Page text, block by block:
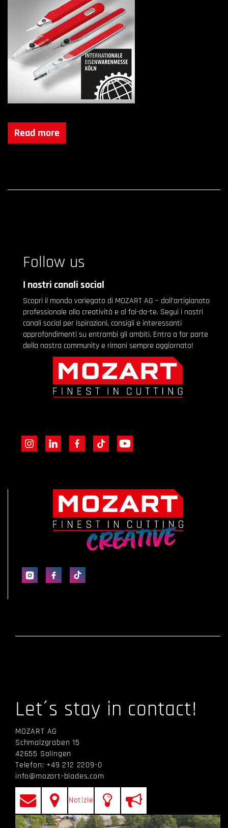
Read more
Follow us
I nostri canali social
Scopri il mondo variegato di MOZART AG – dall’artigianato
professionale alla creatività e al fai-da-te. Segui i nostri
canali social per ispirazioni, consigli e interessanti
approfondimenti su entrambi gli ambiti. Entra a far parte
della nostra community e rimani sempre aggiornato!
Let´s stay in contact!
MOZART AG
Schmalzgraben 15
42655 Solingen
Telefon: +49 212 2209-0
info@mozart-blades.com
Notizie